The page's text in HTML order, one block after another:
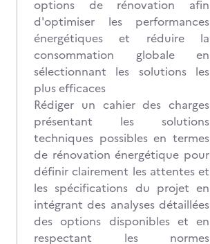
options de rénovation afin
d'optimiser les performances
énergétiques et réduire la
consommation globale en
sélectionnant les solutions les
plus efficaces
Rédiger un cahier des charges
présentant les solutions
techniques possibles en termes
de rénovation énergétique pour
définir clairement les attentes et
les spécifications du projet en
intégrant des analyses détaillées
des options disponibles et en
respectant les normes